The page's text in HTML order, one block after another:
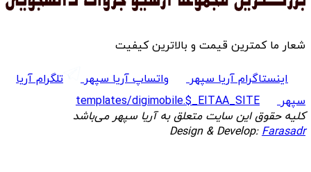
شعار ما کمترین قیمت و بالاترین کیفیت
اینستاگرام آریا سپهر واتساپ آریا سپهر
تلگرام آریا
سپهر
templates/digimobile.$_EITAA_SITE
کلیه حقوق این سایت متعلق به آریا سپهر می‌باشد
Design & Develop:Farasadr